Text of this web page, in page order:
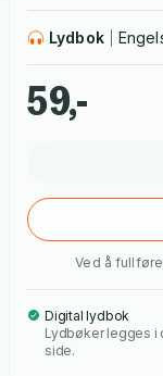
Lydbok
59,-
Ved å
Digital lydbok
Lydbøker legges i
side.